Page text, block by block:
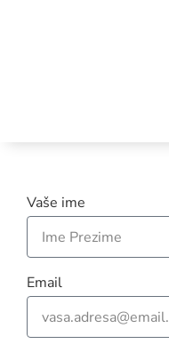
Vaše ime
Email